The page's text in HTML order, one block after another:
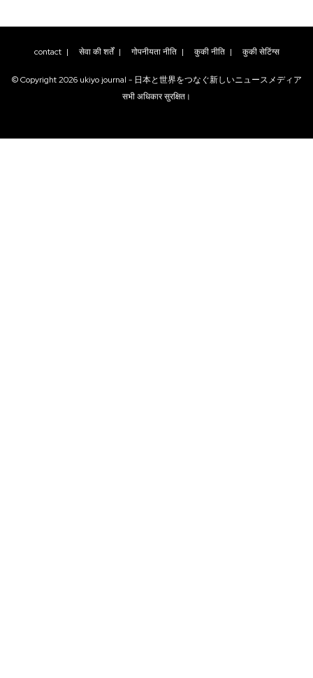
contact | सेवा की शर्तें | गोपनीयता नीति | कुकी नीति | कुकी सेटिंग्स
© Copyright2026 ukiyo journal - 日本と世界をつなぐ新しいニュースメディア
सभी अधिकार सुरक्षित।